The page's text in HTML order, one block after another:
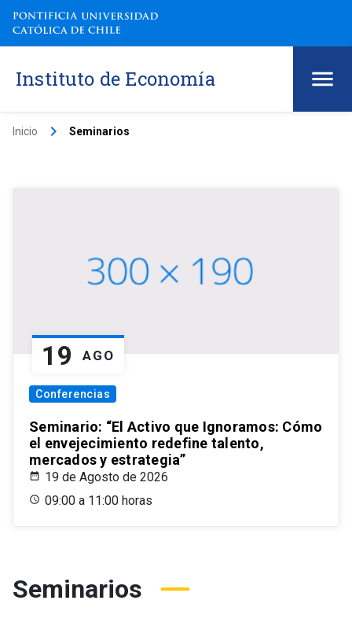
Instituto de Economía
Inicio keyboard_arrow_right Seminarios
19 AGO
Conferencias
Seminario: “El Activo que Ignoramos: Cómo
el envejecimiento redefine talento,
mercados y estrategia”
19 de Agosto de 2026
09:00 a 11:00 horas
Seminarios